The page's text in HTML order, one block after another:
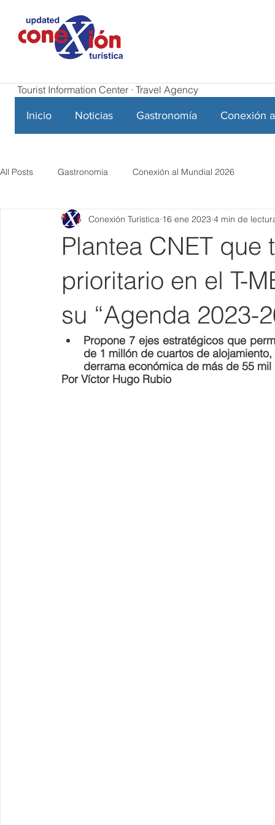
Tourist Information Center · Travel Agency
Inicio Noticias Gastronomía Conexión
All Posts Gastronomia Conexión al Mundial 2026
Plantea CNET que
prioritario en el T-
su “Agenda 2023-
Conexión Turística 16 ene 2023 4 min de
Propone 7 ejes estratégicos que
de 1 millón de cuartos de
derrama económica de más de 55
Por Víctor Hugo Rubio